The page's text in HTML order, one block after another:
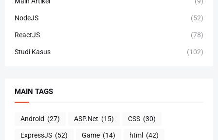
NodeJS (52)
ReactJS (78)
Studi Kasus (102)
MAIN TAGS
Android (27) ASP.Net (15) CSS (30)
ExpressJS (52) Game (14) html (42)